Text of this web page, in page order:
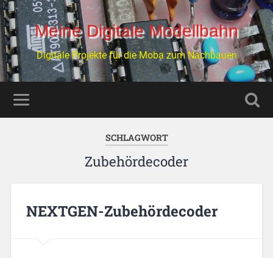
Meine Digitale Modellbahn
Digitale Projekte für die Moba zum Nachbauen
SCHLAGWORT
Zubehördecoder
NEXTGEN-Zubehördecoder